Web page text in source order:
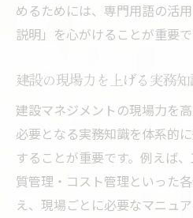
めるためには、専門用語の活
説明」を心がけることが重要で
建設の現場力を上げる実務
建設マネジメントの現場力を
必要となる実務知識を体系的
することが重要です。例えば
質管理・コスト管理といった
え、現場ごとに必要なマニュ